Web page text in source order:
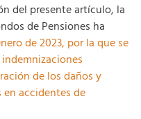
del presente artículo, la
de Pensiones ha
de 2023, por la que se
de los daños y
en accidentes de